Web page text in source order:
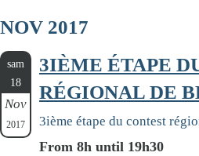
NOV 2017
sam
18
Nov
2017
3IÈME ÉTAPE
RÉGIONAL DE
3ième étape du contest
From 8h until 19h30